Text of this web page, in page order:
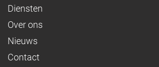
Diensten
Over ons
Nieuws
Contact